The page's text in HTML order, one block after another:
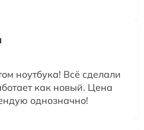
ноутбука! Всё сделали
как новый. Цена
однозначно!